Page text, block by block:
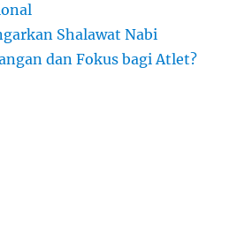
Shalawat Nabi
dan Fokus bagi Atlet?